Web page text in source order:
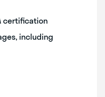
certification
including